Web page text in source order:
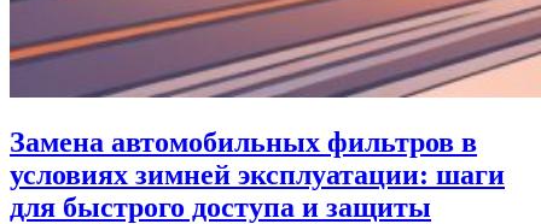
Замена автомобильных фильтров в
условиях зимней эксплуатации: шаги
для быстрого доступа и защиты